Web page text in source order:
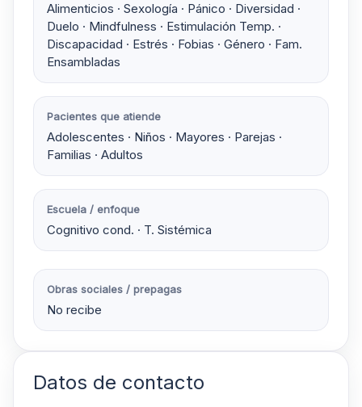
Alimenticios · Sexología · Pánico · Diversidad ·
Duelo · Mindfulness · Estimulación Temp. ·
Discapacidad · Estrés · Fobias · Género · Fam.
Ensambladas
Pacientes que atiende
Adolescentes · Niños · Mayores · Parejas ·
Familias · Adultos
Escuela / enfoque
Cognitivo cond. · T. Sistémica
Obras sociales / prepagas
No recibe
Datos de contacto